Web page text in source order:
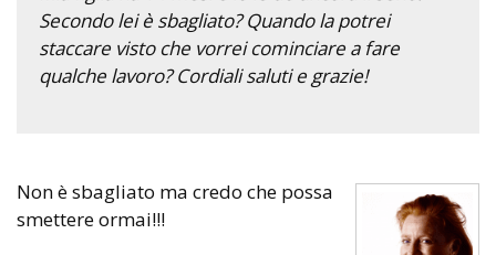
Secondo lei è sbagliato? Quando la potrei
staccare visto che vorrei cominciare a fare
qualche lavoro? Cordiali saluti e grazie!
Non è sbagliato ma credo che possa
smettere ormai!!!